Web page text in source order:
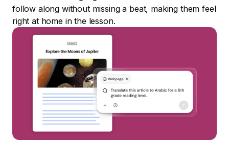
follow along without missing a beat, making them feel
right at home in the lesson.